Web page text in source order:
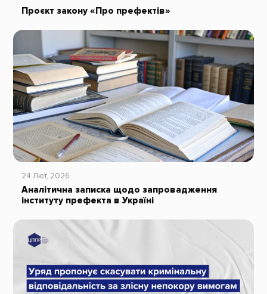
Проєкт закону «Про префектів»
24 Лют, 2026
Аналітична записка щодо запровадження
інституту префекта в Україні